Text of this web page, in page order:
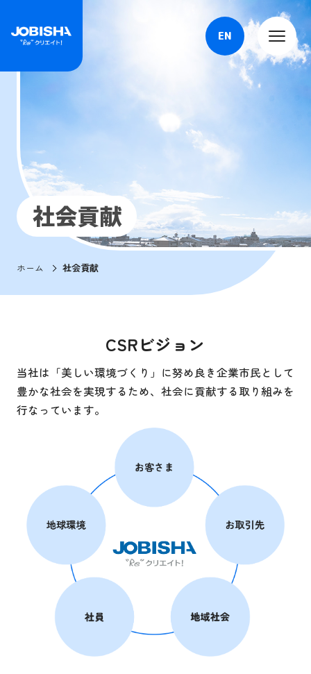
EN
社会貢献
ホーム 社会貢献
CSRビジョン
当社は「美しい環境づくり」に努め良き企業市民として
豊かな社会を実現するため、社会に貢献する取り組みを
行なっています。